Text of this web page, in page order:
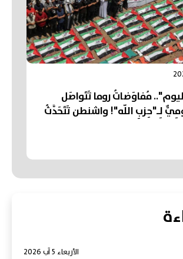
مُفاوَضاتُ روما تَتَواصَل
لِـ"حِزبِ اللّه"! واشنطن تَتَحَدَّثُ
الأربعاء 5 آب 2026